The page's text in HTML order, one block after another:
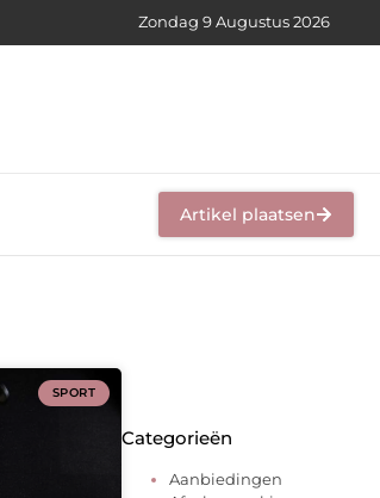
Zondag 9 Augustus 2026
Artikel plaatsen
SPORT
Categorieën
Aanbiedingen